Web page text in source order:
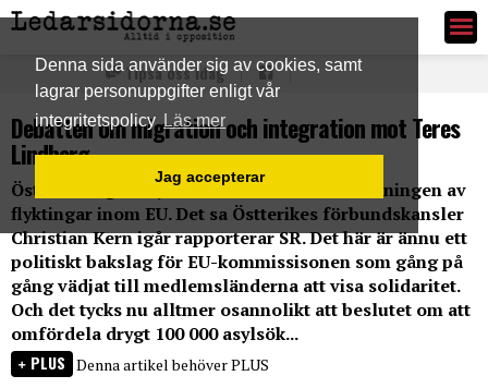
Denna sida använder sig av cookies, samt
lagrar personuppgifter enligt vår
integritetspolicyLäs mer
Jag accepterar
Ledarsidorna.se
Tipsa oss idag
Debatten om migration och integration mot Teres
Lindberg
Österike säger nej till att ta delta i omfördelningen av
flyktingar inom EU. Det sa Östterikes förbundskansler
Christian Kern igår rapporterar SR. Det här är ännu ett
politiskt bakslag för EU-kommissisonen som gång på
gång vädjat till medlemsländerna att visa solidaritet.
Och det tycks nu alltmer osannolikt att beslutet om att
omfördela drygt 100 000 asylsök...
PLUS Denna artikel behöver PLUS